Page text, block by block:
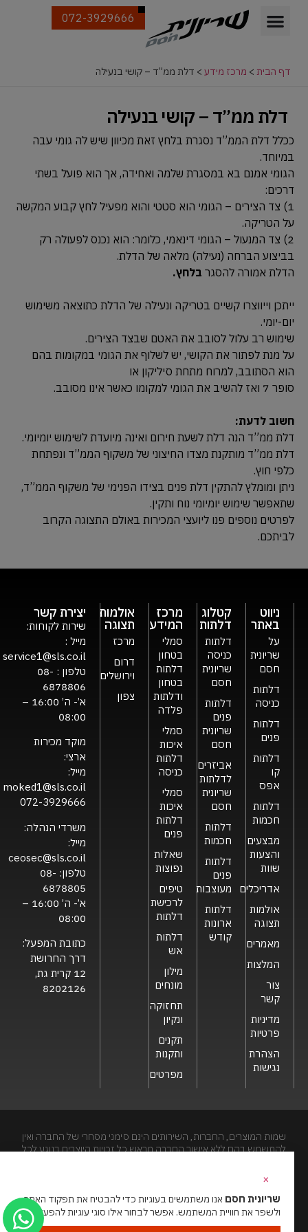
072-3929666
דף הבית > מרכז מידע > דלת ממ”ד – קושי בנעילה
דלת ממ”ד – קושי בנעילה
ככלל דלת הממ”ד נסגרת בלחץ זאת מכיוון שיש לה גומי עבה
במיוחד.
הגומי אמנם בא במסגרת שלמה ואחידה, אך הוא פועל בשתי
דרכים:
1) צד הצירים – הגומי הוא סטטי והוא מפעיל לחץ קבוע המקשה
על הטריקה.
2) צד המנעול – הגומי דינאמי, כלומר: הוא נכנס לפעולה רק
בביצוע הברחה (נעילה) מלאה של הדלת.
הדלת אמורה להסגר בלחץ.
ייתכן וייווצרו קשיים בטריקה ונעילה של הדלת כתוצאה משימוש
יום-יומי.
שימוש רב עלול לסובב את האטם שבצד הצירים.
על מנת לפתור את הקושי, יש לשלוף את הגומי במקומות בהם
הוא הסתובב, למרוח מתחת סיליקון או
סופר 7 ואז להשיב את הגומי למקומו כאשר אינו מסובב.
חשוב לדעת:
דלת ממ”ד הנה דלת לשעת חירום ואינה מיועדת לשימוש יומיומי.
דלת ממ”ד מותקנת מצדו החיצוני של משקוף הממ”ד ונפתחת
כלפי חוץ.
ניתן ומומלץ להתקין דלת פנים בצידו הפנימי של משקוף הממ”ד,
שתאפשר שימוש יומיומי נוח ותקין.
לפרטים נוספים פנו ליועצי המכירות באולם התצוגה הקרוב
לביתכם.
ניווט
באתר
על
שריונית
חסם
דלתות
כניסה
דלתות
פנים
דלתות
קו
אפס
דלתות
חכמות
מבצעים
והצעות
שוות
אדריכלים
אולמות
תצוגה
מאמרים
המלצות
צור
קשר
מדיניות
פרטיות
הצהרת
נגישות
קטלוג
דלתות
דלתות
כניסה
שריונית
חסם
דלתות
פנים
שריונית
חסם
אביזרים
לדלתות
שריונית
חסם
דלתות
חכמות
דלתות
פנים
מעוצבות
דלתות
ארונות
קודש
מרכז
המידע
סמלי
בטחון
דלתות
בטחון
ודלתות
פלדה
סמלי
איכות
דלתות
כניסה
סמלי
איכות
דלתות
פנים
שאלות
נפוצות
טיפים
לרכישת
דלתות
דלתות
אש
מילון
מונחים
תחזוקה
ונקיון
תקנים
ותקנות
מפרטים
אולמות
תצוגה
מרכז
דרום
וירושלים
צפון
יצירת קשר
שירות לקוחות:
מייל :
service1@sls.co.il
טלפון : 08-
6878806
א’- ה’ 16:00 –
08:00
מוקד מכירות
ארצי:
מייל:
moked1@sls.co.il
072-3929666
משרדי הנהלה:
מייל:
ceosec@sls.co.il
טלפון: 08-
6878805
א’- ה’ 16:00 –
08:00
כתובת המפעל:
דרך החרושת
12 קרית גת,
8202126
שמות המוצרים, החברות, השירותים הינם סימני מסחרי של החברה ואין
להתשמש בהם ללא אישור החברה מראש.כל זכויות היוצרים בנוגע לכל
האתר מנוהל ע”י גאו מדיהסוכנות דיגיטל
×
שריונית חסם אנו משתמשים בעוגיות כדי להבטיח את תפקוד האתר
ולשפר את חוויית המשתמש. אפשר לבחור אילו סוגי עוגיות להפעיל.